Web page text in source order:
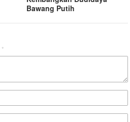
Bawang Putih
*